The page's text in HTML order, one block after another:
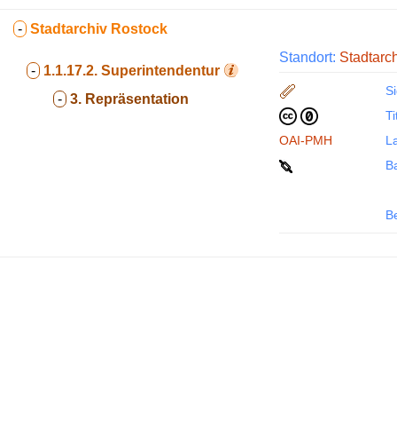
- Stadtarchiv Rostock
- 1.1.17.2. Superintendentur
- 3. Repräsentation
Standort:
OAI-PMH